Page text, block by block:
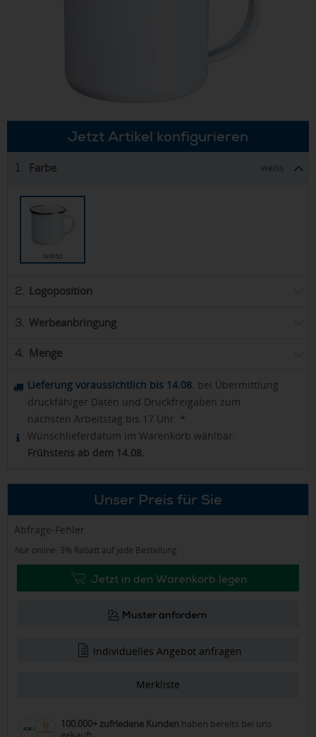
Jetzt Artikel konfigurieren
1. Farbe weiss
weiss
2. Logoposition
3. Werbeanbringung
4. Menge
Lieferung voraussichtlich bis 14.08. bei Übermittlung
druckfähiger Daten und Druckfreigaben zum
nächsten Arbeitstag bis 17 Uhr. *
Wunschlieferdatum im Warenkorb wählbar.
Frühstens ab dem 14.08.
Unser Preis für Sie
Abfrage-Fehler
Nur online: 3% Rabatt auf jede Bestellung
Jetzt in den Warenkorb legen
Muster anfordern
Individuelles Angebot anfragen
Merkliste
100.000+ zufriedene Kunden haben bereits bei uns